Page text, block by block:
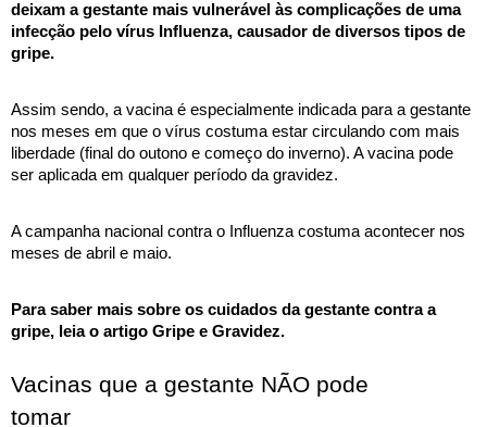
deixam a gestante mais vulnerável às complicações de uma
infecção pelo vírus Influenza, causador de diversos tipos de
gripe.
Assim sendo, a vacina é especialmente indicada para a gestante
nos meses em que o vírus costuma estar circulando com mais
liberdade (final do outono e começo do inverno). A vacina pode
ser aplicada em qualquer período da gravidez.
A campanha nacional contra o Influenza costuma acontecer nos
meses de abril e maio.
Para saber mais sobre os cuidados da gestante contra a
gripe, leia o artigo Gripe e Gravidez.
Vacinas que a gestante NÃO pode
tomar